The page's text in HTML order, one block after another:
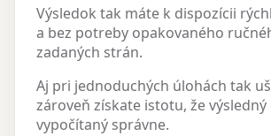
Výsledok tak máte k dispozícii
a bez potreby opakovaného
zadaných strán.
Aj pri jednoduchých úlohách tak
zároveň získate istotu, že
vypočítaný správne.